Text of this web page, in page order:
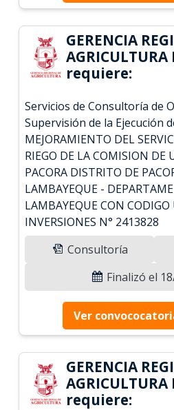
GERENCIA
AGRICULTURA
requiere:
Servicios de Consultoría de
Supervisión de la Ejecución
MEJORAMIENTO DEL
RIEGO DE LA COMISION DE
PACORA DISTRITO DE
LAMBAYEQUE -
LAMBAYEQUE CON
INVERSIONES N° 2413828
Consultoría
Finalizó el
Ver
GERENCIA
AGRICULTURA
requiere: